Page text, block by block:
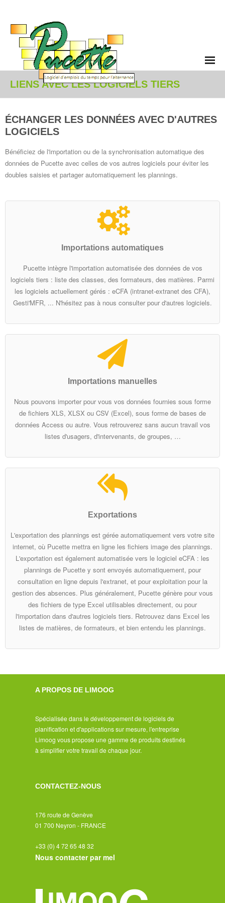
Accueil
- Vue d'ensemble
- Planning hebdomadaire
- Déroulement annuel
- Activités non pédagogiques et contraintes
- Editions et mise en forme
- Diffusion
- Bilans et récapitulatifs
- Liens avec les logiciels tiers
- Informations techniques
- Vue d'ensemble
- Implémentation du projet
Contact
LIENS AVEC LES LOGICIELS TIERS
ÉCHANGER LES DONNÉES AVEC D'AUTRES
LOGICIELS
Bénéficiez de l'importation ou de la synchronisation automatique des
données de Pucette avec celles de vos autres logiciels pour éviter les
doubles saisies et partager automatiquement les plannings.
Importations automatiques
Pucette intègre l'importation automatisée des données de vos
logiciels tiers : liste des classes, des formateurs, des matières. Parmi
les logiciels actuellement gérés : eCFA (intranet-extranet des CFA),
Gesti'MFR, ... N'hésitez pas à nous consulter pour d'autres logiciels.
Importations manuelles
Nous pouvons importer pour vous vos données fournies sous forme
de fichiers XLS, XLSX ou CSV (Excel), sous forme de bases de
données Access ou autre. Vous retrouverez sans aucun travail vos
listes d'usagers, d'intervenants, de groupes, …
Exportations
L'exportation des plannings est gérée automatiquement vers votre site
internet, où Pucette mettra en ligne les fichiers image des plannings.
L'exportation est également automatisée vers le logiciel eCFA : les
plannings de Pucette y sont envoyés automatiquement, pour
consultation en ligne depuis l'extranet, et pour exploitation pour la
gestion des absences. Plus généralement, Pucette génère pour vous
des fichiers de type Excel utilisables directement, ou pour
l'importation dans d'autres logiciels tiers. Retrouvez dans Excel les
listes de matières, de formateurs, et bien entendu les plannings.
A PROPOS DE LIMOOG
Spécialisée dans le développement de logiciels de
planification et d'applications sur mesure, l'entreprise
Limoog vous propose une gamme de produits destinés
à simplifier votre travail de chaque jour.
CONTACTEZ-NOUS
176 route de Genève
01 700 Neyron - FRANCE
+33 (0) 4 72 65 48 32
Nous contacter par mel